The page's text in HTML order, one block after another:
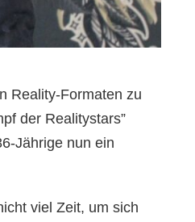
Reality-Formaten zu
der Realitystars”
Jährige nun ein
viel Zeit, um sich